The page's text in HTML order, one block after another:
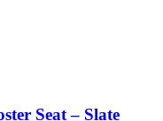
Seat – Slate